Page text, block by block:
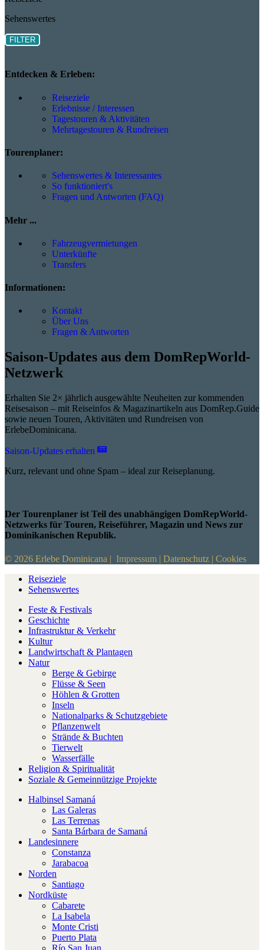
Sehenswertes
FILTER
Entdecken & Erleben:
Reiseziele
Erlebnisse / Interessen
Tagestouren & Aktivitäten
Mehrtagestouren & Rundreisen
Tourenplaner:
Sehenswertes & Interessantes
So funktioniert's
Fragen und Antworten (FAQ)
Mehr ...
Fahrzeugvermietungen
Unterkünfte
Transfers
Informationen:
Kontakt
Über Uns
Fragen & Antworten
Saison-Updates aus dem DomRepWorld-
Netzwerk
Erhalten Sie 2× jährlich ausgewählte Neuheiten zur kommenden
Reisesaison – mit Reiseinfos & Magazinartikeln aus DomRep.Guide
sowie neuen Touren, Aktivitäten und Rundreisen von
ErlebeDominicana.
Saison-Updates erhalten
Kurz, relevant und ohne Spam – ideal zur Reiseplanung.
Der Tourenplaner ist Teil des unabhängigen DomRepWorld-
Netzwerks für Touren, Reiseführer, Magazin und News zur
Dominikanischen Republik.
© 2026 Erlebe Dominicana | Impressum | Datenschutz | Cookies
Reiseziele
Sehenswertes
Feste & Festivals
Geschichte
Infrastruktur & Verkehr
Kultur
Landwirtschaft & Plantagen
Natur
Berge & Gebirge
Flüsse & Seen
Höhlen & Grotten
Inseln
Nationalparks & Schutzgebiete
Pflanzenwelt
Strände & Buchten
Tierwelt
Wasserfälle
Religion & Spiritualität
Soziale & Gemeinnützige Projekte
Halbinsel Samaná
Las Galeras
Las Terrenas
Santa Bárbara de Samaná
Landesinnere
Constanza
Jarabacoa
Norden
Santiago
Nordküste
Cabarete
La Isabela
Monte Cristi
Puerto Plata
Río San Juan